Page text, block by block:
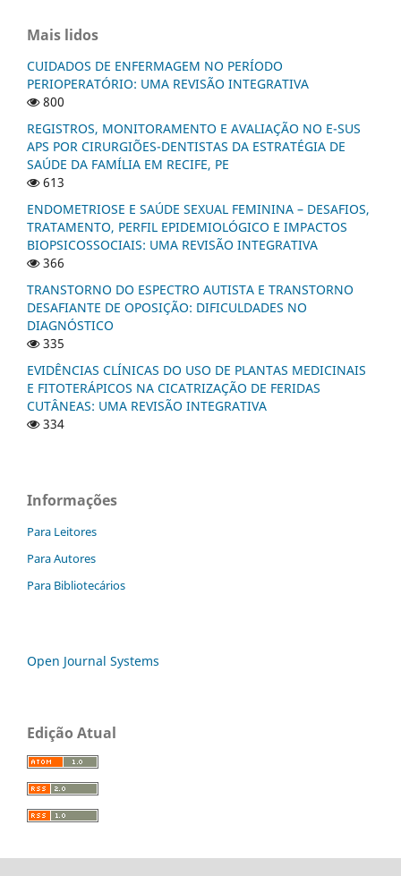
Mais lidos
CUIDADOS DE ENFERMAGEM NO PERÍODO
PERIOPERATÓRIO: UMA REVISÃO INTEGRATIVA
800
REGISTROS, MONITORAMENTO E AVALIAÇÃO NO E-SUS
APS POR CIRURGIÕES-DENTISTAS DA ESTRATÉGIA DE
SAÚDE DA FAMÍLIA EM RECIFE, PE
613
ENDOMETRIOSE E SAÚDE SEXUAL FEMININA – DESAFIOS,
TRATAMENTO, PERFIL EPIDEMIOLÓGICO E IMPACTOS
BIOPSICOSSOCIAIS: UMA REVISÃO INTEGRATIVA
366
TRANSTORNO DO ESPECTRO AUTISTA E TRANSTORNO
DESAFIANTE DE OPOSIÇÃO: DIFICULDADES NO
DIAGNÓSTICO
335
EVIDÊNCIAS CLÍNICAS DO USO DE PLANTAS MEDICINAIS
E FITOTERÁPICOS NA CICATRIZAÇÃO DE FERIDAS
CUTÂNEAS: UMA REVISÃO INTEGRATIVA
334
Informações
Para Leitores
Para Autores
Para Bibliotecários
Open Journal Systems
Edição Atual